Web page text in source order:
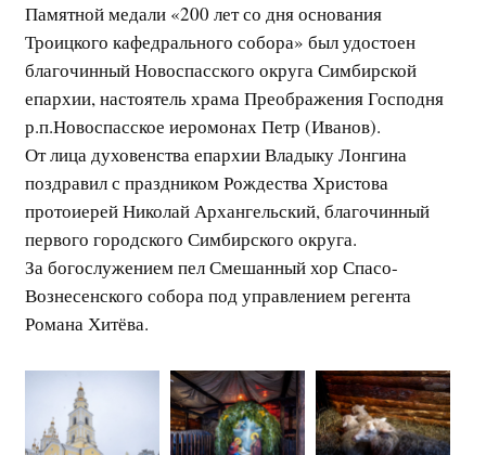
Памятной медали «200 лет со дня основания
Троицкого кафедрального собора» был удостоен
благочинный Новоспасского округа Симбирской
епархии, настоятель храма Преображения Господня
р.п.Новоспасское иеромонах Петр (Иванов).
От лица духовенства епархии Владыку Лонгина
поздравил с праздником Рождества Христова
протоиерей Николай Архангельский, благочинный
первого городского Симбирского округа.
За богослужением пел Смешанный хор Спасо-
Вознесенского собора под управлением регента
Романа Хитёва.